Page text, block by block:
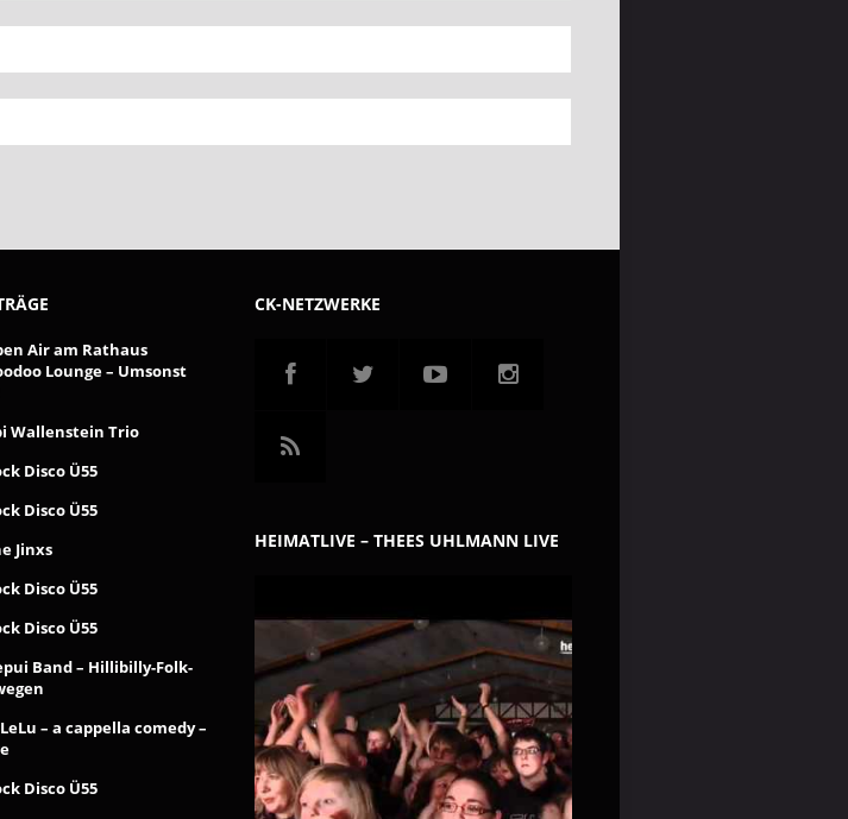
Air am Rathaus
Lounge – Umsonst
Wallenstein Trio
Disco Ü55
Disco Ü55
Jinxs
Disco Ü55
Disco Ü55
Band – Hillibilly-Folk-
– a cappella comedy –
Disco Ü55
CK-NETZWERKE
HEIMATLIVE – THEES UHLMANN LIVE